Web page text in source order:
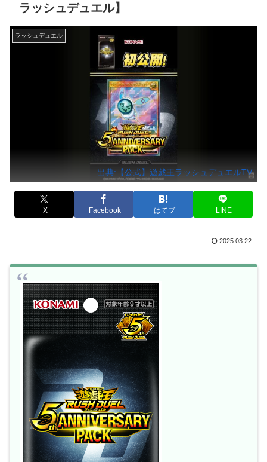
ラッシュデュエル】
ラッシュデュエル
出典:【公式】遊戯王ラッシュデュエルTV
X Facebook はてブ LINE
2025.03.22